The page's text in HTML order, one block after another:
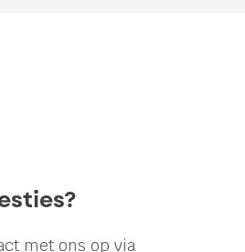
met ons op via